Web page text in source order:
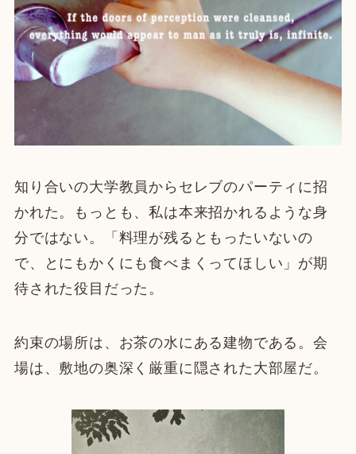
知り合いの大学教員からセレブのパーティに招
かれた。もっとも、私は本来招かれるような身
分ではない。「料理が残るともったいないの
で、とにもかくにも食べまくってほしい」が期
待された役目だった。
約束の場所は、お茶の水にある建物である。会
場は、敷地の奥深く厳重に隠された大部屋だ。